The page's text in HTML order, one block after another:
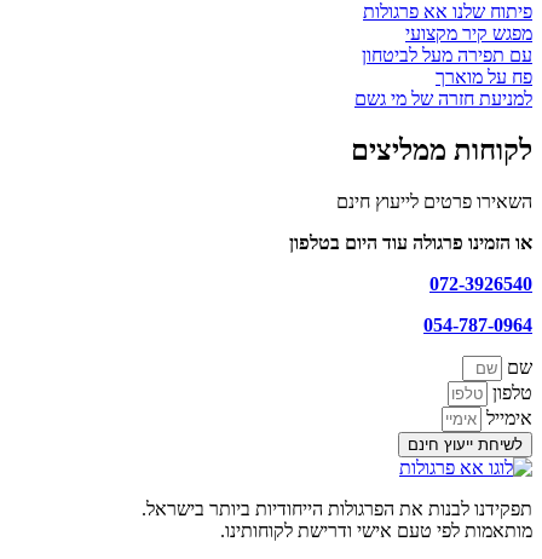
פיתוח שלנו אא פרגולות
מפגש קיר מקצועי
עם תפירה מעל לביטחון
פח על מוארך
למניעת חזרה של מי גשם
לקוחות ממליצים
השאירו פרטים לייעוץ חינם
או הזמינו פרגולה עוד היום בטלפון
072-3926540
054-787-0964
שם
טלפון
אימייל
לשיחת ייעוץ חינם
תפקידנו לבנות את הפרגולות הייחודיות ביותר בישראל.
מותאמות לפי טעם אישי ודרישת לקוחותינו.